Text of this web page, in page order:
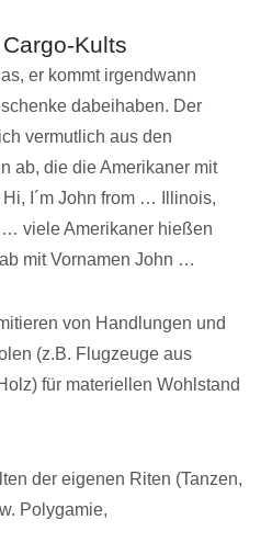
Kults
er kommt irgendwann
dabeihaben. Der
vermutlich aus den
ab, die die Amerikaner mit
I´m John from … Illinois,
viele Amerikaner hießen
mit Vornamen John …
von Handlungen und
(z.B. Flugzeuge aus
für materiellen Wohlstand
der eigenen Riten (Tanzen,
Polygamie,